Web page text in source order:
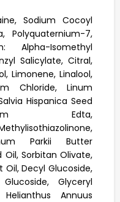
Sodium Cocoyl
Polyquaternium-7,
Alpha-Isomethyl
Salicylate, Citral,
Limonene, Linalool,
Chloride, Linum
Hispanica Seed
Edta,
Parkii Butter
Sorbitan Olivate,
Oil, Decyl Glucoside,
Glyceryl
Annuus